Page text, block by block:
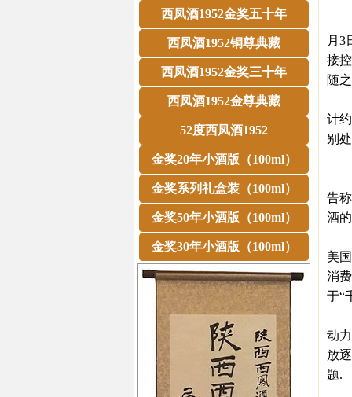
西凤酒1952金奖五十年
西凤酒1952铜尊典藏
西凤酒1952金奖三十年
西凤酒1952金尊典藏
52度西凤酒1952
金奖20年小酒版（100ml）
金奖系列礼盒装（100ml）
金奖50年小酒版（100ml）
金奖30年小酒版（100ml）
月3
接
随
计
别
告
酒
美
消
于“
动
放
题.